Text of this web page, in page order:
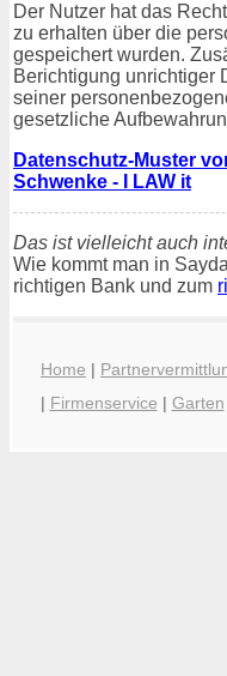
Der Nutzer hat das
zu erhalten über die
gespeichert wurden.
Berichtigung unrichtiger
seiner
gesetzliche
Datenschutz-Muster
Schwenke - I LAW it
Das ist vielleicht auch
Wie kommt man in
richtigen Bank und zum
Home |
| Firmenservice | Garten